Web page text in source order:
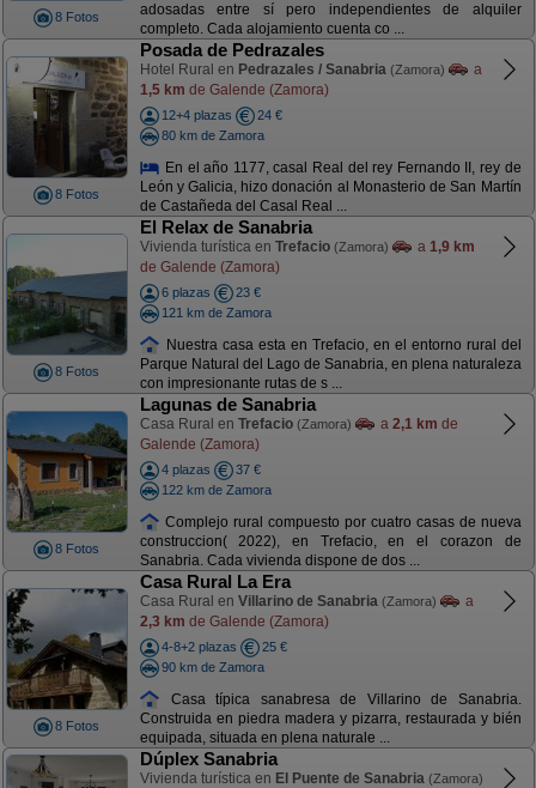
8 Fotos
adosadas entre sí pero independientes de alquiler
completo. Cada alojamiento cuenta co ...
8 Fotos
Posada de Pedrazales
Hotel Rural en Pedrazales / Sanabria (Zamora)
a
1,5 km de Galende (Zamora)
12+4 plazas
24 €
80 km de Zamora
En el año 1177, casal Real del rey Fernando II, rey de
León y Galicia, hizo donación al Monasterio de San Martín
de Castañeda del Casal Real ...
8 Fotos
El Relax de Sanabria
Vivienda turística en Trefacio (Zamora) a 1,9 km
de Galende (Zamora)
6 plazas
23 €
121 km de Zamora
Nuestra casa esta en Trefacio, en el entorno rural del
Parque Natural del Lago de Sanabria, en plena naturaleza
con impresionante rutas de s ...
8 Fotos
Lagunas de Sanabria
Casa Rural en Trefacio (Zamora) a 2,1 km de
Galende (Zamora)
4 plazas
37 €
122 km de Zamora
Complejo rural compuesto por cuatro casas de nueva
construccion( 2022), en Trefacio, en el corazon de
Sanabria. Cada vivienda dispone de dos ...
8 Fotos
Casa Rural La Era
Casa Rural en Villarino de Sanabria (Zamora)
a
2,3 km de Galende (Zamora)
4-8+2 plazas
25 €
90 km de Zamora
Casa típica sanabresa de Villarino de Sanabria.
Construida en piedra madera y pizarra, restaurada y bién
equipada, situada en plena naturale ...
Dúplex Sanabria
Vivienda turística en El Puente de Sanabria (Zamora)